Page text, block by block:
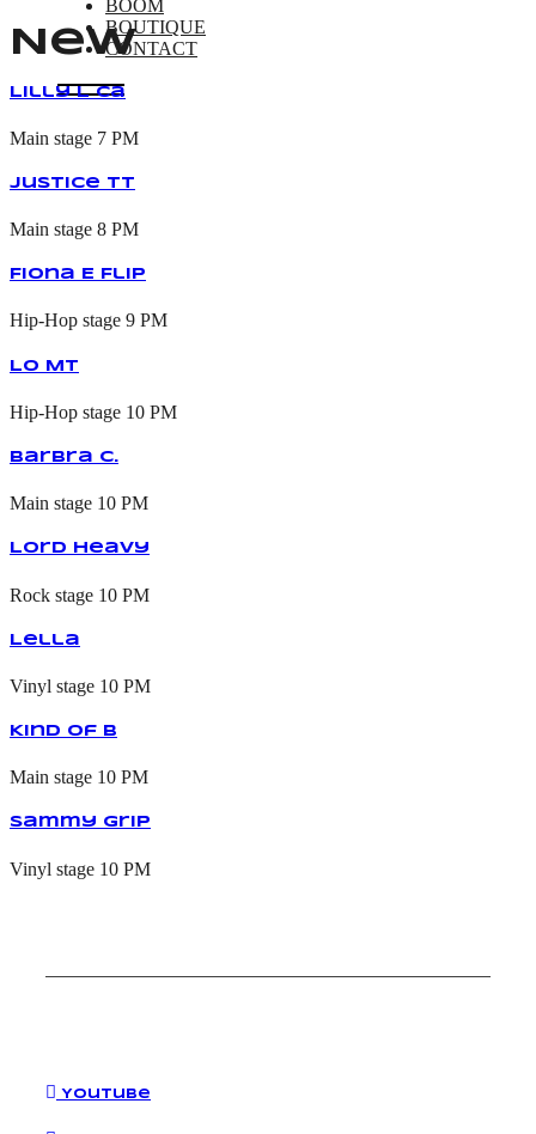
BOOM
BOUTIQUE
CONTACT
New
Lilly L Ca
Main stage 7 PM
Justice TT
Main stage 8 PM
Fiona E Flip
Hip-Hop stage 9 PM
Lo MT
Hip-Hop stage 10 PM
Barbra C.
Main stage 10 PM
Lord Heavy
Rock stage 10 PM
Lella
Vinyl stage 10 PM
Kind of B
Main stage 10 PM
Sammy Grip
Vinyl stage 10 PM
YouTube